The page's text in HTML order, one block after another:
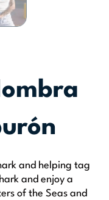
and helping tag
and enjoy a
of the Seas and